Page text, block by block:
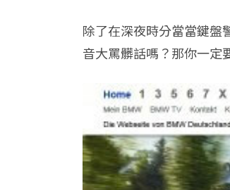
除了在深夜時分當當鍵盤
音大罵髒話嗎？那你一定